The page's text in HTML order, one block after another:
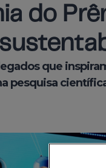
do
que
pesquisa